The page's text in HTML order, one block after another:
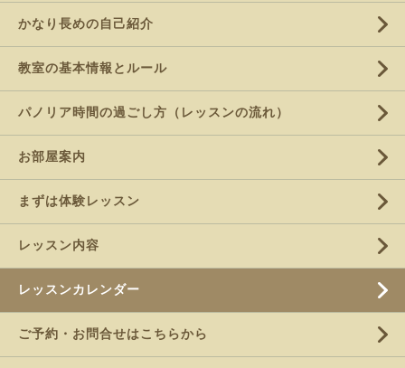
かなり長めの自己紹介
教室の基本情報とルール
パノリア時間の過ごし方（レッスンの流れ）
お部屋案内
まずは体験レッスン
レッスン内容
レッスンカレンダー
ご予約・お問合せはこちらから